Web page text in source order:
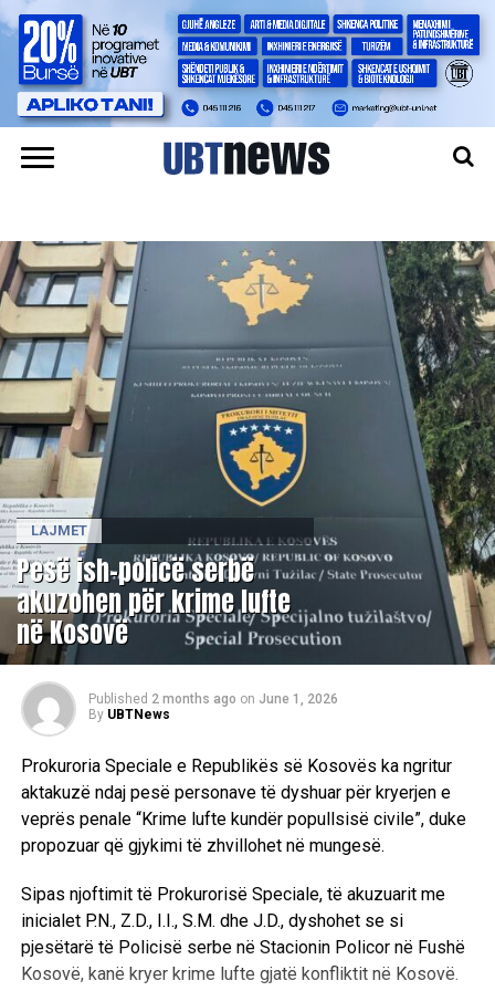
LAJMET
Pesë ish-policë serbë
akuzohen për krime lufte
në Kosovë
Published 2 months ago on June 1, 2026
By UBTNews
Prokuroria Speciale e Republikës së Kosovës ka ngritur
aktakuzë ndaj pesë personave të dyshuar për kryerjen e
veprës penale “Krime lufte kundër popullsisë civile”, duke
propozuar që gjykimi të zhvillohet në mungesë.
Sipas njoftimit të Prokurorisë Speciale, të akuzuarit me
inicialet P.N., Z.D., I.I., S.M. dhe J.D., dyshohet se si
pjesëtarë të Policisë serbe në Stacionin Policor në Fushë
Kosovë, kanë kryer krime lufte gjatë konfliktit në Kosovë.